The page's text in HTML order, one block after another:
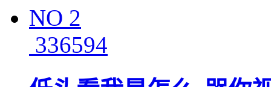
NO 2
336594